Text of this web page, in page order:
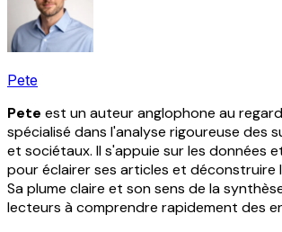
Pete
Pete est un auteur anglophone au
spécialisé dans l'analyse rigoureuse des
et sociétaux. Il s'appuie sur les données
pour éclairer ses articles et déconstruire
Sa plume claire et son sens de la
lecteurs à comprendre rapidement des